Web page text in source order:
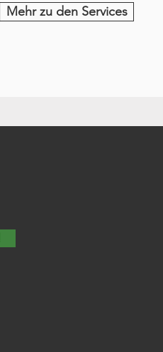
Mehr zu den Services